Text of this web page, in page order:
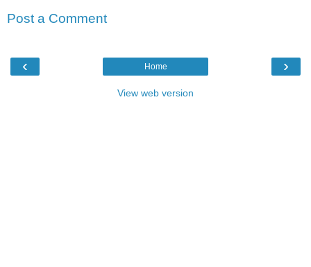
Post a Comment
‹ ›
Home
View web version